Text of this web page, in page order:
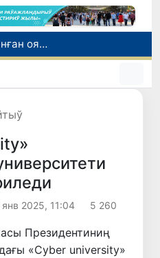
Өзбекстан мал гөши импортын арттырды: Ҳиндстан ҳәм Беларусь тийкарғы жеткерип бериўшилерге айланды
Өзбекстан ўәкиллери көркем гимнастика бойынша жәҳән чемпионатында қатнасады
янв 2025, 11:04 5 260
Президентиниң
«Cyber university»